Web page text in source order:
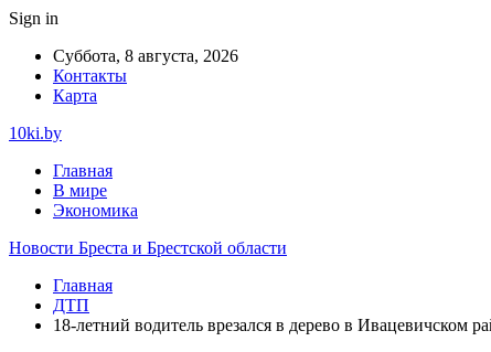
Sign in
Суббота, 8 августа, 2026
Контакты
Карта
10ki.by
Главная
В мире
Экономика
Новости Бреста и Брестской области
Главная
ДТП
18-летний водитель врезался в дерево в Ивацевичском